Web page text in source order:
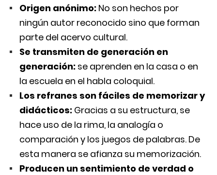
Origen anónimo: No son hechos por
ningún autor reconocido sino que forman
parte del acervo cultural.
Se transmiten de generación en
generación: se aprenden en la casa o en
la escuela en el habla coloquial.
Los refranes son fáciles de memorizar y
didácticos: Gracias a su estructura, se
hace uso de la rima, la analogía o
comparación y los juegos de palabras. De
esta manera se afianza su memorización.
Producen un sentimiento de verdad o